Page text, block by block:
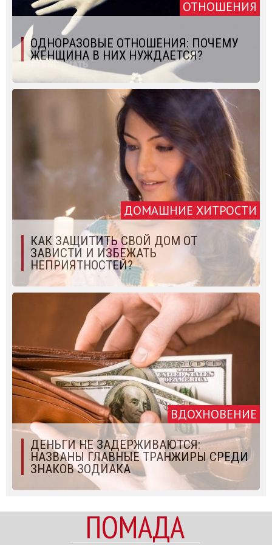
ОТНОШЕНИЯ
ОДНОРАЗОВЫЕ ОТНОШЕНИЯ: ПОЧЕМУ
ЖЕНЩИНА В НИХ НУЖДАЕТСЯ?
ДОМАШНИЕ ХИТРОСТИ
КАК ЗАЩИТИТЬ СВОЙ ДОМ ОТ
ЗАВИСТИ И ИЗБЕЖАТЬ
НЕПРИЯТНОСТЕЙ?
ВДОХНОВЕНИЕ
ДЕНЬГИ НЕ ЗАДЕРЖИВАЮТСЯ:
НАЗВАНЫ ГЛАВНЫЕ ТРАНЖИРЫ СРЕДИ
ЗНАКОВ ЗОДИАКА
ПОМАДА